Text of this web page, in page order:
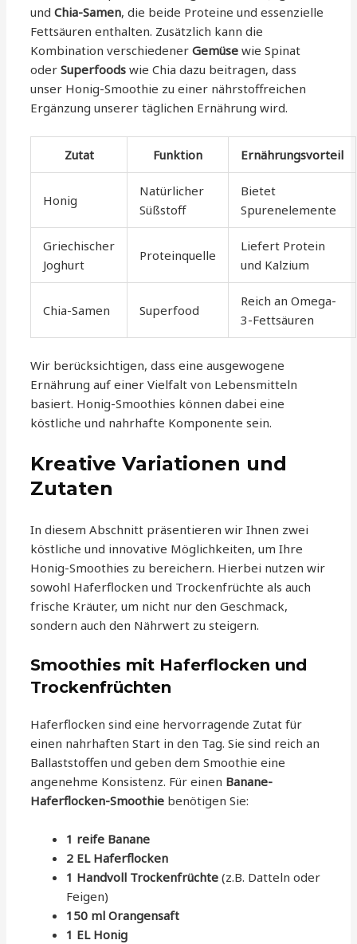
undChia-Samen, die beide Proteine und essenzielle
Fettsäuren enthalten. Zusätzlich kann die
Kombination verschiedenerGemüse wie Spinat
oderSuperfoods wie Chia dazu beitragen, dass
unser Honig-Smoothie zu einer nährstoffreichen
Ergänzung unserer täglichen Ernährung wird.
Zutat Funktion Ernährungsvorteil
Honig
Natürlicher
Süßstoff
Bietet
Spurenelemente
Griechischer
Joghurt
Proteinquelle
Liefert Protein
und Kalzium
Chia-Samen Superfood
Reich an Omega-
3-Fettsäuren
Wir berücksichtigen, dass eine ausgewogene
Ernährung auf einer Vielfalt von Lebensmitteln
basiert. Honig-Smoothies können dabei eine
köstliche und nahrhafte Komponente sein.
Kreative Variationen und
Zutaten
In diesem Abschnitt präsentieren wir Ihnen zwei
köstliche und innovative Möglichkeiten, um Ihre
Honig-Smoothies zu bereichern. Hierbei nutzen wir
sowohl Haferflocken und Trockenfrüchte als auch
frische Kräuter, um nicht nur den Geschmack,
sondern auch den Nährwert zu steigern.
Smoothies mit Haferflocken und
Trockenfrüchten
Haferflocken sind eine hervorragende Zutat für
einen nahrhaften Start in den Tag. Sie sind reich an
Ballaststoffen und geben dem Smoothie eine
angenehme Konsistenz. Für einen Banane-
Haferflocken-Smoothie benötigen Sie:
1 reife Banane
2 EL Haferflocken
1 Handvoll Trockenfrüchte (z.B. Datteln oder
Feigen)
150 ml Orangensaft
1 EL Honig